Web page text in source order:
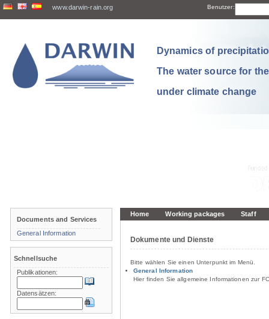
www.darwin-rain.org Benutzer:
Dynamics of
The water source for
under climate change
Home Working packages Staff
Dokumente und Dienste
Bitte wählen Sie einen Unterpunkt im Menü.
General Information
Hier finden Sie allgemeine Informationen zur
Documents and Services
General Information
Schnellsuche
Publikationen:
Datensätzen: